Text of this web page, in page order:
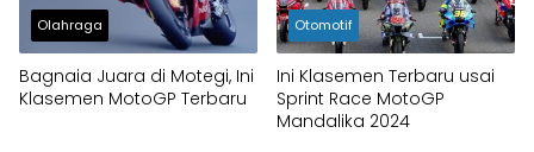
Olahraga
Bagnaia Juara di Motegi, Ini
Klasemen MotoGP Terbaru
Otomotif
Ini Klasemen Terbaru usai
Sprint Race MotoGP
Mandalika 2024